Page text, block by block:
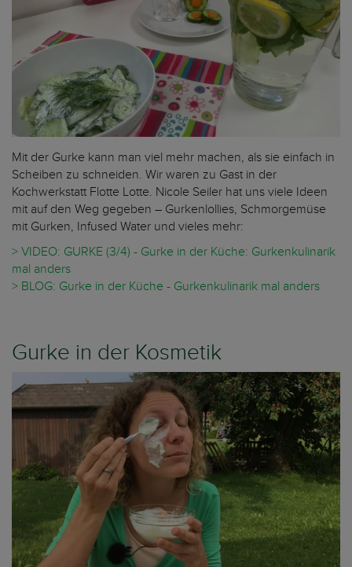
Mit der Gurke kann man viel mehr machen, als sie einfach in
Scheiben zu schneiden. Wir waren zu Gast in der
Kochwerkstatt Flotte Lotte. Nicole Seiler hat uns viele Ideen
mit auf den Weg gegeben – Gurkenlollies, Schmorgemüse
mit Gurken, Infused Water und vieles mehr:
> VIDEO: GURKE (3/4) - Gurke in der Küche: Gurkenkulinarik
mal anders
> BLOG: Gurke in der Küche - Gurkenkulinarik mal anders
Gurke in der Kosmetik